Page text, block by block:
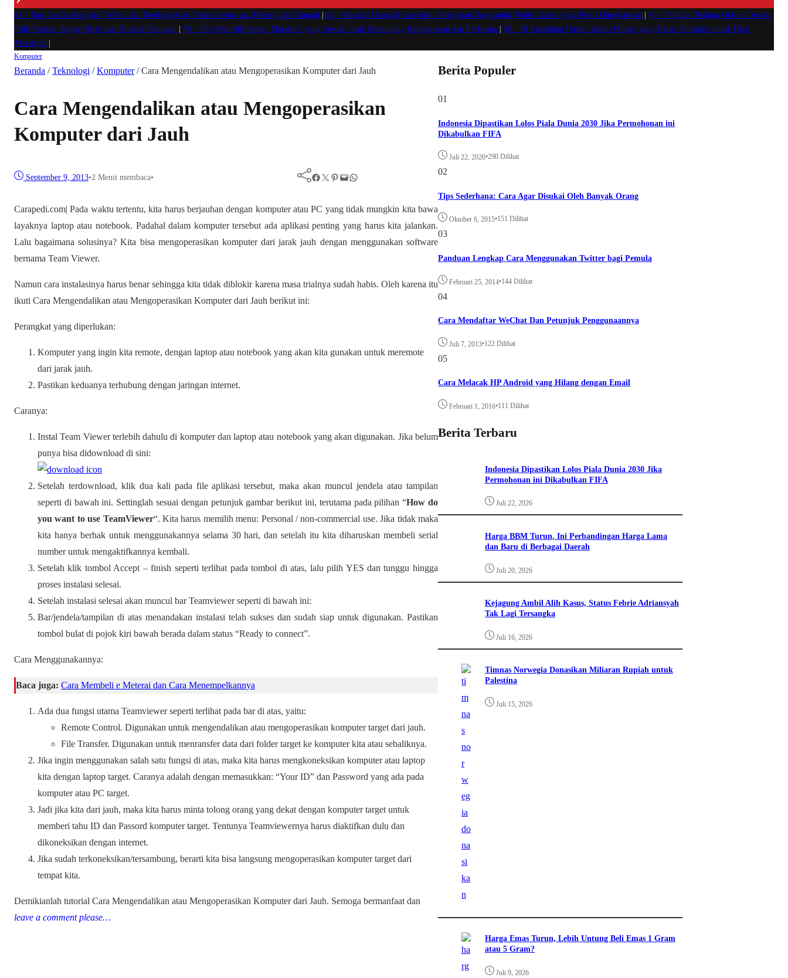
#1 - Tips Cerdas Mengatur Waktu dan Meningkatkan Produktivitas saat Bekerja dari Rumah #2 - Masalah Utama Infrastruktur Pengisian Daya untuk Mobil Listrik yang Perlu Diperhatikan #3 - Panduan Belanja Online Cerdas:
Pilih Produk dengan Bijak dan Hindari Penipuan
#4 - Tips Memilih Sepatu Marathon yang Sesuai untuk Menunjang Kenyamanan dan Performa #5 - 10 Kesalahan Umum dalam Fitness yang Harus Dihindari untuk Hasil
Maksimal
Komputer
Beranda /Teknologi /Komputer /Cara Mengendalikan atau Mengoperasikan Komputer dari Jauh
Cara Mengendalikan atau Mengoperasikan
Komputer dari Jauh
September 9, 2013•2 Menit membaca• Facebook Twitter Pinterest Mail WhatsApp
Carapedi.com| Pada waktu tertentu, kita harus berjauhan dengan komputer atau PC yang tidak mungkin kita bawa
layaknya laptop atau notebook. Padahal dalam komputer tersebut ada aplikasi penting yang harus kita jalankan.
Lalu bagaimana solusinya? Kita bisa mengoperasikan komputer dari jarak jauh dengan menggunakan software
bernama Team Viewer.
Namun cara instalasinya harus benar sehingga kita tidak diblokir karena masa trialnya sudah habis. Oleh karena itu
ikuti Cara Mengendalikan atau Mengoperasikan Komputer dari Jauh berikut ini:
Perangkat yang diperlukan:
Komputer yang ingin kita remote, dengan laptop atau notebook yang akan kita gunakan untuk meremote
dari jarak jauh.
Pastikan keduanya terhubung dengan jaringan internet.
Caranya:
Instal Team Viewer terlebih dahulu di komputer dan laptop atau notebook yang akan digunakan. Jika belum
punya bisa didownload di sini:
Setelah terdownload, klik dua kali pada file aplikasi tersebut, maka akan muncul jendela atau tampilan
seperti di bawah ini. Settinglah sesuai dengan petunjuk gambar berikut ini, terutama pada pilihan “How do
you want to use TeamViewer“. Kita harus memilih menu: Personal / non-commercial use. Jika tidak maka
kita hanya berhak untuk menggunakannya selama 30 hari, dan setelah itu kita diharuskan membeli serial
number untuk mengaktifkannya kembali.
Setelah klik tombol Accept – finish seperti terlihat pada tombol di atas, lalu pilih YES dan tunggu hingga
proses instalasi selesai.
Setelah instalasi selesai akan muncul bar Teamviewer seperti di bawah ini:
Bar/jendela/tampilan di atas menandakan instalasi telah sukses dan sudah siap untuk digunakan. Pastikan
tombol bulat di pojok kiri bawah berada dalam status “Ready to connect”.
Cara Menggunakannya:
Baca juga: Cara Membeli e Meterai dan Cara Menempelkannya
Ada dua fungsi utama Teamviewer seperti terlihat pada bar di atas, yaitu:
Remote Control. Digunakan untuk mengendalikan atau mengoperasikan komputer target dari jauh.
File Transfer. Digunakan untuk menransfer data dari folder target ke komputer kita atau sebaliknya.
Jika ingin menggunakan salah satu fungsi di atas, maka kita harus mengkoneksikan komputer atau laptop
kita dengan laptop target. Caranya adalah dengan memasukkan: “Your ID” dan Password yang ada pada
komputer atau PC target.
Jadi jika kita dari jauh, maka kita harus minta tolong orang yang dekat dengan komputer target untuk
memberi tahu ID dan Passord komputer target. Tentunya Teamviewernya harus diaktifkan dulu dan
dikoneksikan dengan internet.
Jika sudah terkoneksikan/tersambung, berarti kita bisa langsung mengoperasikan komputer target dari
tempat kita.
Demikianlah tutorial Cara Mengendalikan atau Mengoperasikan Komputer dari Jauh. Semoga bermanfaat dan
leave a comment please…
Berita Populer
01
Indonesia Dipastikan Lolos Piala Dunia 2030 Jika Permohonan ini
Dikabulkan FIFA
Juli 22, 2026•290 Dilihat
02
Tips Sederhana: Cara Agar Disukai Oleh Banyak Orang
Oktober 6, 2015•151 Dilihat
03
Panduan Lengkap Cara Menggunakan Twitter bagi Pemula
Februari 25, 2014•144 Dilihat
04
Cara Mendaftar WeChat Dan Petunjuk Penggunaannya
Juli 7, 2013•122 Dilihat
05
Cara Melacak HP Android yang Hilang dengan Email
Februari 1, 2016•111 Dilihat
Berita Terbaru
Indonesia Dipastikan Lolos Piala Dunia 2030 Jika
Permohonan ini Dikabulkan FIFA
Juli 22, 2026
Harga BBM Turun, Ini Perbandingan Harga Lama
dan Baru di Berbagai Daerah
Juli 20, 2026
Kejagung Ambil Alih Kasus, Status Febrie Adriansyah
Tak Lagi Tersangka
Juli 16, 2026
Timnas Norwegia Donasikan Miliaran Rupiah untuk
Palestina
Juli 15, 2026
Harga Emas Turun, Lebih Untung Beli Emas 1 Gram
atau 5 Gram?
Juli 9, 2026